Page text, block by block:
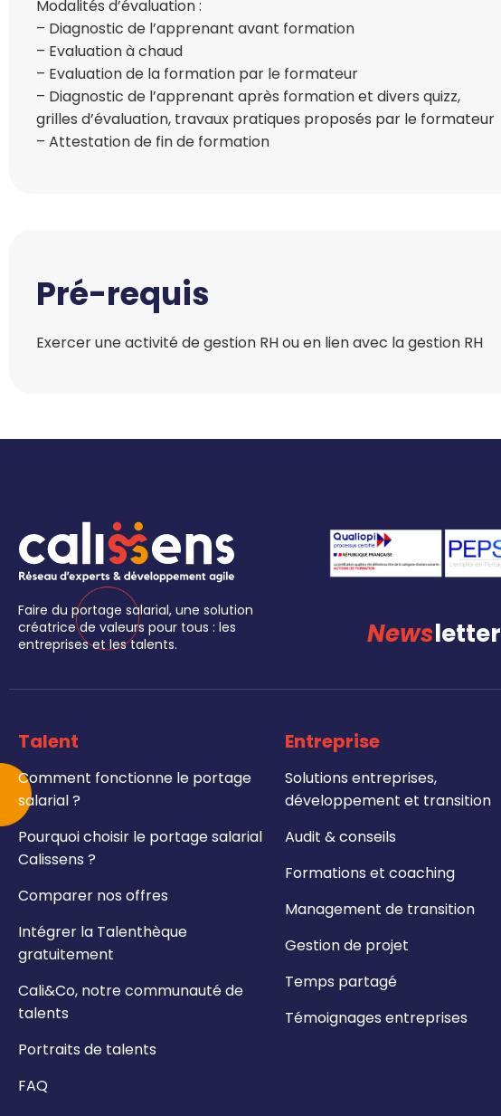
Modalités d’évaluation :
– Diagnostic de l’apprenant avant formation
– Evaluation à chaud
– Evaluation de la formation par le formateur
– Diagnostic de l’apprenant après formation et divers quizz,
grilles d’évaluation, travaux pratiques proposés par le formateur
– Attestation de fin de formation
Pré-requis
Exercer une activité de gestion RH ou en lien avec la gestion RH
Faire du portage salarial, une solution
créatrice de valeurs pour tous : les
entreprises et les talents.
Newsletter
Talent
Comment fonctionne le portage
salarial ?
Pourquoi choisir le portage salarial
Calissens ?
Comparer nos offres
Intégrer la Talenthèque
gratuitement
Cali&Co, notre communauté de
talents
Portraits de talents
FAQ
Entreprise
Solutions entreprises,
développement et transition
Audit & conseils
Formations et coaching
Management de transition
Gestion de projet
Temps partagé
Témoignages entreprises